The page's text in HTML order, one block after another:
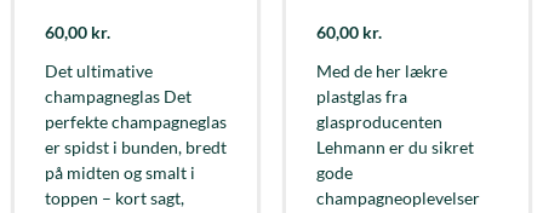
60,00 kr.
Det ultimative
champagneglas Det
perfekte champagneglas
er spidst i bunden, bredt
på midten og smalt i
toppen – kort sagt,
60,00 kr.
Med de her lækre
plastglas fra
glasproducenten
Lehmann er du sikret
gode
champagneoplevelser